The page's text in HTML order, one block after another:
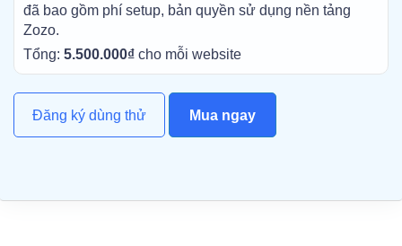
đã bao gồm phí setup, bản quyền sử dụng nền tảng
Zozo.
Tổng: 5.500.000₫ cho mỗi website
Đăng ký dùng thử Mua ngay